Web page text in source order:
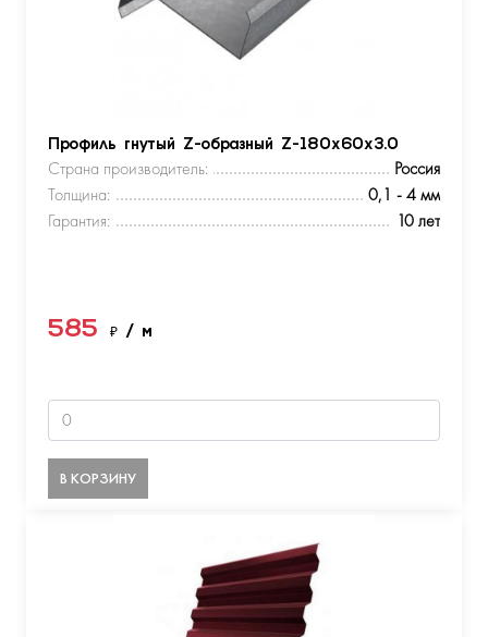
Профиль гнутый Z-образный Z-180х60х3.0
Страна производитель:
Россия
Толщина:
0,1 - 4 мм
Гарантия:
10 лет
585 ₽ / м
В КОРЗИНУ